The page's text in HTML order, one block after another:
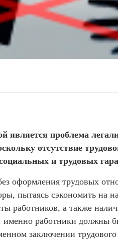
является проблема
отсутствие
и трудовых
оформления трудовых
пытаясь сэкономить на
работников, а также
работники должны
заключении